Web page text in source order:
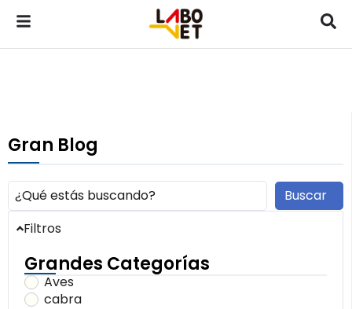
Gran Blog
Buscar
Filtros
Grandes Categorías
Aves
cabra